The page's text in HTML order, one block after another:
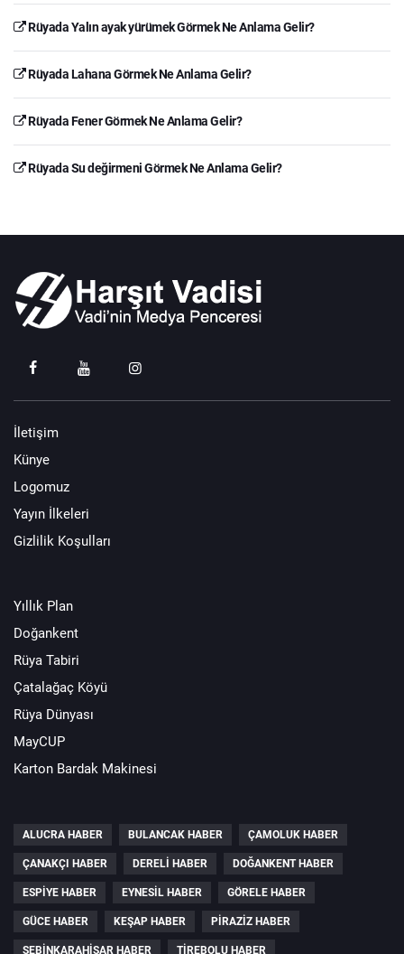
Rüyada Yalın ayak yürümek Görmek Ne Anlama Gelir?
Rüyada Lahana Görmek Ne Anlama Gelir?
Rüyada Fener Görmek Ne Anlama Gelir?
Rüyada Su değirmeni Görmek Ne Anlama Gelir?
İletişim
Künye
Logomuz
Yayın İlkeleri
Gizlilik Koşulları
Yıllık Plan
Doğankent
Rüya Tabiri
Çatalağaç Köyü
Rüya Dünyası
MayCUP
Karton Bardak Makinesi
ALUCRA HABER BULANCAK HABER ÇAMOLUK HABER
ÇANAKÇI HABER DERELI HABER DOĞANKENT HABER
ESPIYE HABER EYNESIL HABER GÖRELE HABER
GÜCE HABER KEŞAP HABER PIRAZIZ HABER
ŞEBINKARAHISAR HABER TIREBOLU HABER